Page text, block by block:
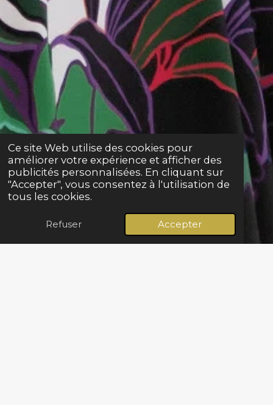
Ce site Web utilise des cookies pour
améliorer votre expérience et afficher des
publicités personnalisées. En cliquant sur
"Accepter", vous consentez à l'utilisation de
tous les cookies.
Refuser Accepter